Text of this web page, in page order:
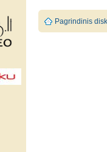
Pagrindinis